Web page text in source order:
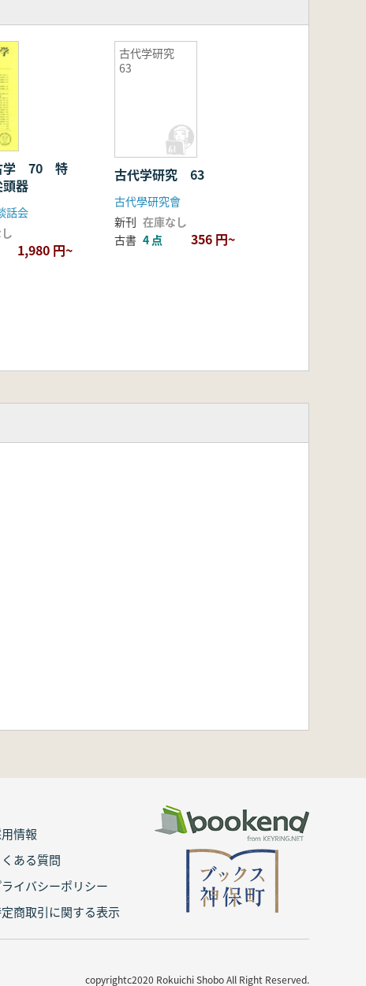
学 70 特
器
話会
1,980 円~
古代学研究
63
古代学研究 63
古代學研究會
新刊 在庫なし
古書 4 点 356 円~
情報
ある質問
ライバシーポリシー
商取引に関する表示
copyrightc2020 Rokuichi Shobo All Right Reserved.